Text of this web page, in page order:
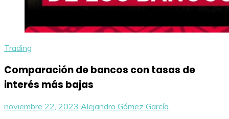
Trading
Comparación de bancos con tasas de
interés más bajas
noviembre 22, 2023 Alejandro Gómez García